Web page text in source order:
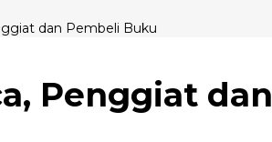
dan Pembeli Buku
Penggiat dan